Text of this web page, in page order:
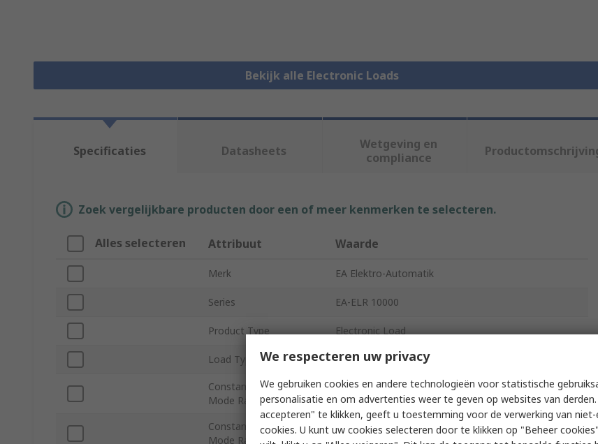
Bekijk alle Electronic Loads
Specificaties Datasheets
Wetgeving en
compliance
Zoek vergelijkbare producten door een of meer kenmerken te selecteren.
Alles selecteren Attribuut Waarde
Merk EA Elektro-Automatik
Series EA-ELR 10000
Product Type Electronic Load
Load Type Electronic Load Regenerative
Constant Voltage
Mode Range
Constant Current
Mode Range
0 to 340 A
We respecteren uw privacy
We gebruiken cookies en andere technologieën voor statistische
personalisatie en om advertenties weer te geven op websites van
accepteren" te klikken, geeft u toestemming voor de verwerking van niet-
cookies. U kunt uw cookies selecteren door te klikken op "Beheer